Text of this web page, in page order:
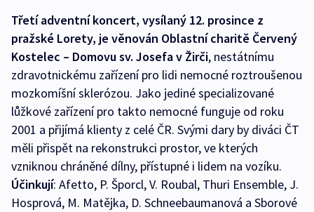
Třetí adventní koncert, vysílaný 12. prosince z
pražské Lorety, je věnován Oblastní charitě Červený
Kostelec – Domovu sv. Josefa v Žirči, nestátnímu
zdravotnickému zařízení pro lidi nemocné roztroušenou
mozkomíšní sklerózou. Jako jediné specializované
lůžkové zařízení pro takto nemocné funguje od roku
2001 a přijímá klienty z celé ČR. Svými dary by diváci ČT
měli přispět na rekonstrukci prostor, ve kterých
vzniknou chráněné dílny, přístupné i lidem na vozíku.
Účinkují: Afetto, P. Šporcl, V. Roubal, Thuri Ensemble, J.
Hosprová, M. Matějka, D. Schneebaumanová a Sborové